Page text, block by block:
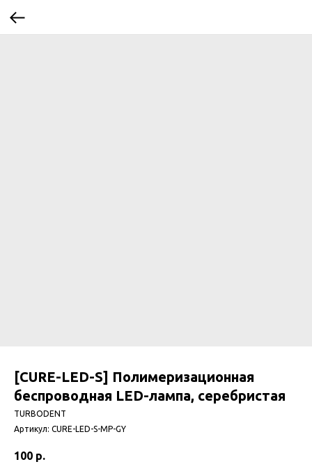
[CURE-LED-S] Полимеризационная
беспроводная LED-лампа, серебристая
TURBODENT
Артикул: CURE-LED-S-MP-GY
100 р.